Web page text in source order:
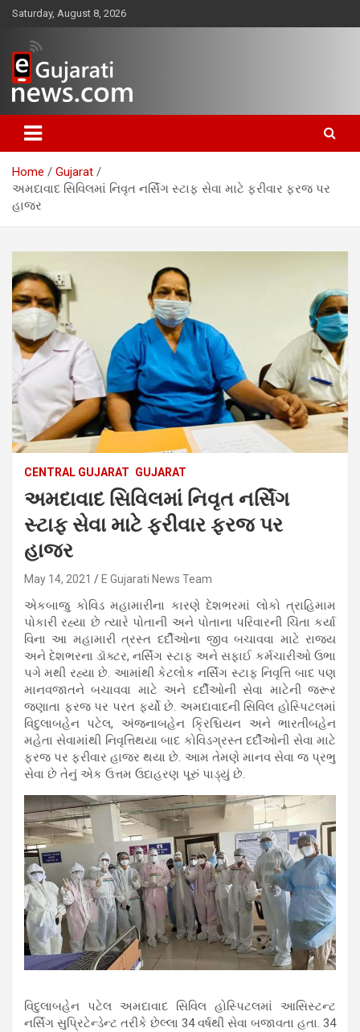
Skip
content
Saturday, August 8, 2026
ગુજરાત તેમજ દેશ-વિદેશના ગુજરાતી
સમાચાર માટેનું વિશ્વસનીય ગુજરાતી
ન્યૂઝ પોર્ટલ
Home
Gujarat
અમદાવાદ સિવિલમાં નિવૃત નર્સિંગ સ્ટાફ સેવા માટે ફરીવાર ફરજ પર
હાજર
CENTRAL GUJARAT GUJARAT
અમદાવાદ સિવિલમાં નિવૃત નર્સિંગ
સ્ટાફ સેવા માટે ફરીવાર ફરજ પર
હાજર
May 14, 2021 E Gujarati News Team
એકબાજુ કોવિડ મહામારીના કારણે દેશભરમાં લોકો ત્રાહિમામ
પોકારી રહ્યા છે ત્યારે પોતાની અને પોતાના પરિવારની ચિંતા કર્યા
વિના આ મહામારી ત્રસ્ત દર્દીઓના જીવ બચાવવા માટે રાજ્ય
અને દેશભરના ડૉક્ટર, નર્સિંગ સ્ટાફ અને સફાઈ કર્મચારીઓ ઉભા
પગે મથી રહ્યા છે. આમાંથી કેટલોક નર્સિંગ સ્ટાફ નિવૃત્તિ બાદ પણ
માનવજાતને બચાવવા માટે અને દર્દીઓની સેવા માટેની જરૂર
જણાતા ફરજ પર પરત ફર્યો છે. અમદાવાદની સિવિલ હોસ્પિટલમાં
વિદુલાબહેન પટેલ, અંજનાબહેન ક્રિશ્ચિયન અને ભારતીબહેન
મહેતા સેવામાંથી નિવૃત્તિથયા બાદ કોવિડગ્રસ્ત દર્દીઓની સેવા માટે
ફરજ પર ફરીવાર હાજર થયા છે. આમ તેમણે માનવ સેવા જ પ્રભુ
સેવા છે તેનું એક ઉત્તમ ઉદાહરણ પૂરું પાડ્યું છે.
વિદુલાબહેન પટેલ અમદાવાદ સિવિલ હોસ્પિટલમાં આસિસ્ટન્ટ
નર્સિંગ સુપ્રિટેન્ડેન્ટ તરીકે છેલ્લા 34 વર્ષથી સેવા બજાવતા હતા. 34